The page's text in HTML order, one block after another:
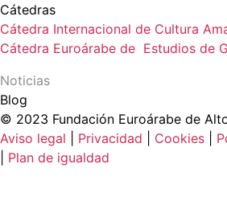
Cátedras
Cátedra Internacional de Cultura
Cátedra Euroárabe de Estudios de
Noticias
Blog
© 2023 Fundación Euroárabe de
Aviso legal
Privacidad Cookies
Plan de igualdad